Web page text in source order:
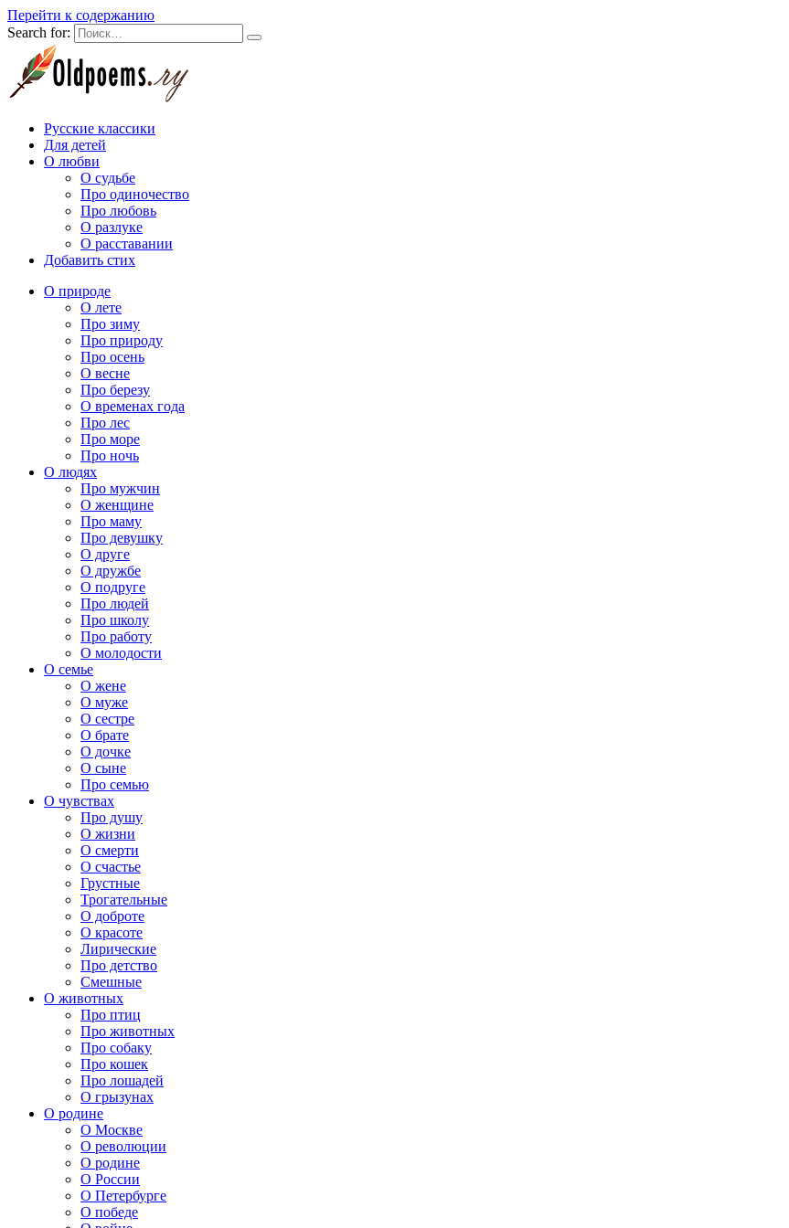
Перейти к содержанию
Search for:
Русские классики
Для детей
О любви
О судьбе
Про одиночество
Про любовь
О разлуке
О расставании
Добавить стих
О природе
О лете
Про зиму
Про природу
Про осень
О весне
Про березу
О временах года
Про лес
Про море
Про ночь
О людях
Про мужчин
О женщине
Про маму
Про девушку
О друге
О дружбе
О подруге
Про людей
Про школу
Про работу
О молодости
О семье
О жене
О муже
О сестре
О брате
О дочке
О сыне
Про семью
О чувствах
Про душу
О жизни
О смерти
О счастье
Грустные
Трогательные
О доброте
О красоте
Лирические
Про детство
Смешные
О животных
Про птиц
Про животных
Про собаку
Про кошек
Про лошадей
О грызунах
О родине
О Москве
О революции
О родине
О России
О Петербурге
О победе